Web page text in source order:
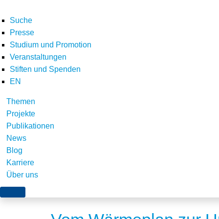
Suche
Presse
Studium und Promotion
Veranstaltungen
Stiften und Spenden
EN
Themen
Projekte
Publikationen
News
Blog
Karriere
Über uns
Gebäudebestand